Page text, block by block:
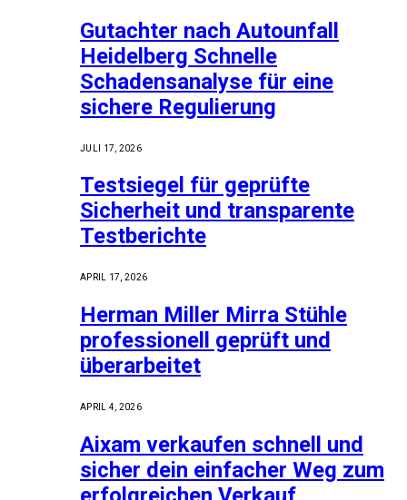
Gutachter nach Autounfall
Heidelberg Schnelle
Schadensanalyse für eine
sichere Regulierung
JULI 17, 2026
Testsiegel für geprüfte
Sicherheit und transparente
Testberichte
APRIL 17, 2026
Herman Miller Mirra Stühle
professionell geprüft und
überarbeitet
APRIL 4, 2026
Aixam verkaufen schnell und
sicher dein einfacher Weg zum